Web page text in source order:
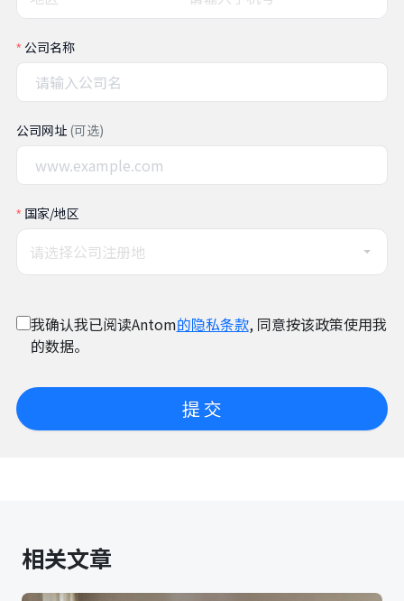
公司名称
公司网址 (可选)
国家/地区
请选择公司注册地
我确认我已阅读Antom的隐私条款, 同意按该政策使用我
的数据。
提 交
相关文章